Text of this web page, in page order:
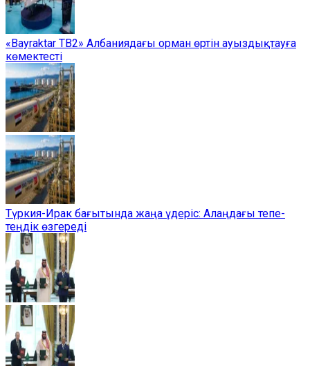
«Bayraktar TB2» Албаниядағы орман өртін ауыздықтауға
көмектесті
Түркия-Ирак бағытында жаңа үдеріс: Алаңдағы тепе-
теңдік өзгереді